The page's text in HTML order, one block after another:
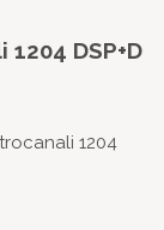
DSP+D
1204